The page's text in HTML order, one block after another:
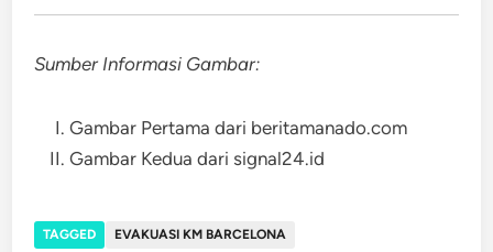
Sumber Informasi Gambar:
Gambar Pertama dari beritamanado.com
Gambar Kedua dari signal24.id
TAGGED
EVAKUASI KM BARCELONA